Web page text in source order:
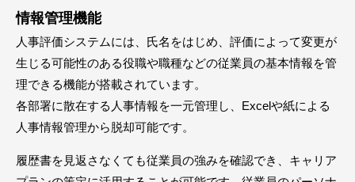
情報管理機能
人事評価システムには、氏名をはじめ、評価によって変更が
生じる可能性のある役職や職種などの従業員の基本情報を管
理できる機能が搭載されています。
各部署に散在する人事情報を一元管理し、Excelや紙による
人事情報管理から脱却可能です。
履歴書を見返さなくても従業員の強みを確認でき、キャリア